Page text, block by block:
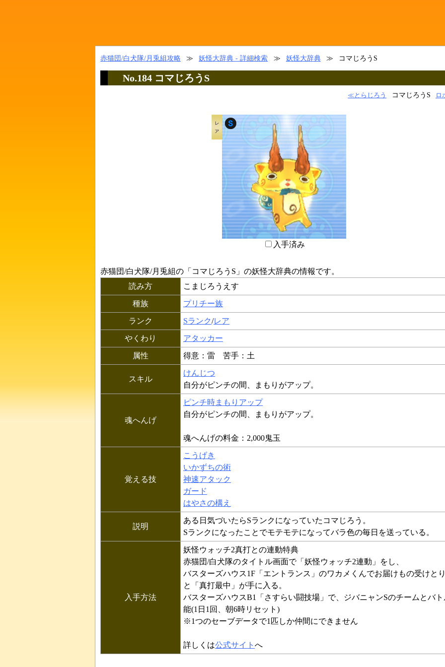
赤猫団/白犬隊/月兎組攻略 ≫ 妖怪大辞典 - 詳細検索 ≫ 妖怪大辞典 ≫ コマじろうS
No.184 コマじろうS
≪とらじろう コマじろうS ロ
入手済み
赤猫団/白犬隊/月兎組の「 コマじろうS 」の妖怪大辞典の情報です。
読み方
こまじろうえす
種族 プリチー族
ランク Sランク/レア
やくわり アタッカー
属性 得意：雷 苦手：土
スキル
けんじつ
自分がピンチの間、まもりがアップ。
魂へんげ
ピンチ時まもりアップ
自分がピンチの間、まもりがアップ。
魂へんげの料金：2,000鬼玉
覚える技
こうげき
いかずちの術
神速アタック
ガード
はやさの構え
説明
ある日気づいたらSランクになっていたコマじろう。
Sランクになったことでモテモテになってバラ色の毎日を送っている。
入手方法
妖怪ウォッチ2真打との連動特典
赤猫団/白犬隊のタイトル画面で「妖怪ウォッチ2連動」をし、
バスターズハウス1F「エントランス」のワカメくんでお届けもの受けと
と「真打最中」が手に入る。
バスターズハウスB1「さすらい闘技場」で、ジバニャンSのチームとバ
能(1日1回、朝6時リセット)
※1つのセーブデータで1匹しか仲間にできません
詳しくは公式サイト へ